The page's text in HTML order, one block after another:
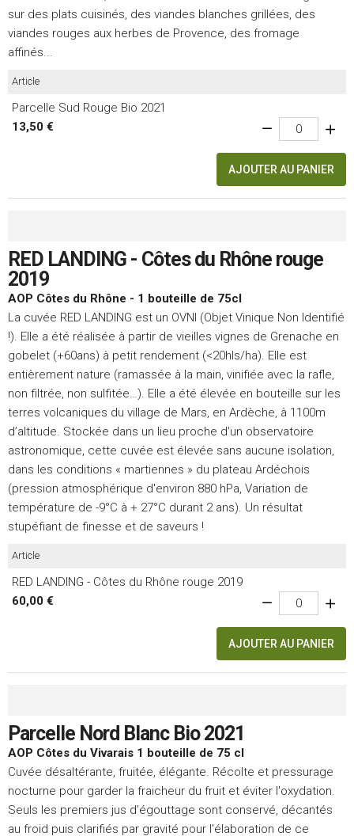
sur des plats cuisinés, des viandes blanches grillées, des
viandes rouges aux herbes de Provence, des fromage
affinés...
Article
Parcelle Sud Rouge Bio 2021
13,50 €
AJOUTER AU PANIER
RED LANDING - Côtes du Rhône rouge
2019
AOP Côtes du Rhône - 1 bouteille de 75cl
La cuvée RED LANDING est un OVNI (Objet Vinique Non Identifié
!). Elle a été réalisée à partir de vieilles vignes de Grenache en
gobelet (+60ans) à petit rendement (<20hls/ha). Elle est
entièrement nature (ramassée à la main, vinifiée avec la rafle,
non filtrée, non sulfitée…). Elle a été élevée en bouteille sur les
terres volcaniques du village de Mars, en Ardèche, à 1100m
d’altitude. Stockée dans un lieu proche d'un observatoire
astronomique, cette cuvée est élevée sans aucune isolation,
dans les conditions « martiennes » du plateau Ardéchois
(pression atmosphérique d'environ 880 hPa, Variation de
température de -9°C à + 27°C durant 2 ans). Un résultat
stupéfiant de finesse et de saveurs !
Article
RED LANDING - Côtes du Rhône rouge 2019
60,00 €
AJOUTER AU PANIER
Parcelle Nord Blanc Bio 2021
AOP Côtes du Vivarais 1 bouteille de 75 cl
Cuvée désaltérante, fruitée, élégante. Récolte et pressurage
nocturne pour garder la fraicheur du fruit et éviter l'oxydation.
Seuls les premiers jus d’égouttage sont conservé, décantés
au froid puis clarifiés par gravité pour l'élaboration de ce